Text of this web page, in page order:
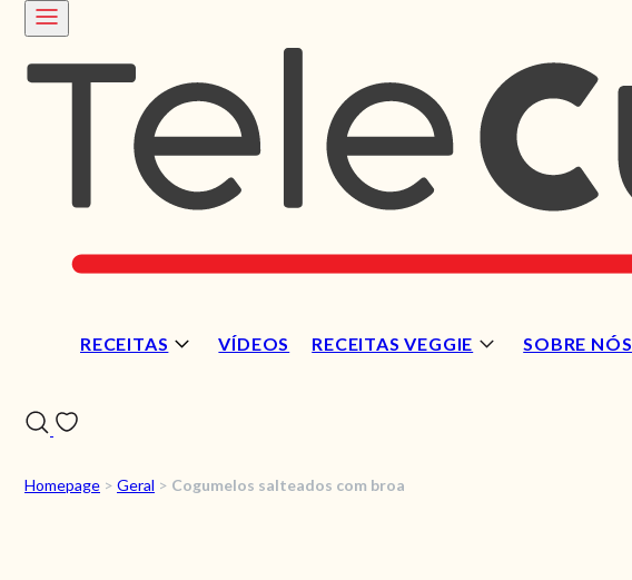
RECEITAS VÍDEOS RECEITAS VEGGIE SOBRE NÓS
Homepage > Geral > Cogumelos salteados com broa